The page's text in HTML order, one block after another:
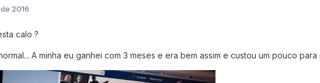
2016
calo ?
A minha eu ganhei com 3 meses e era bem assim e custou um pouco para